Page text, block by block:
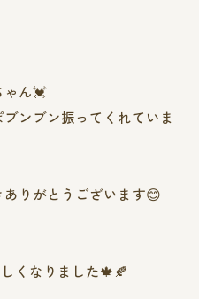
ゃん💓
ンブン振ってくれていま
りがとうございます😊
くなりました🍁🍂